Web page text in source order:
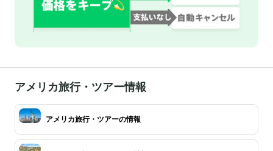
アメリカ旅行・ツアー情報
アメリカ旅行・ツアーの情報